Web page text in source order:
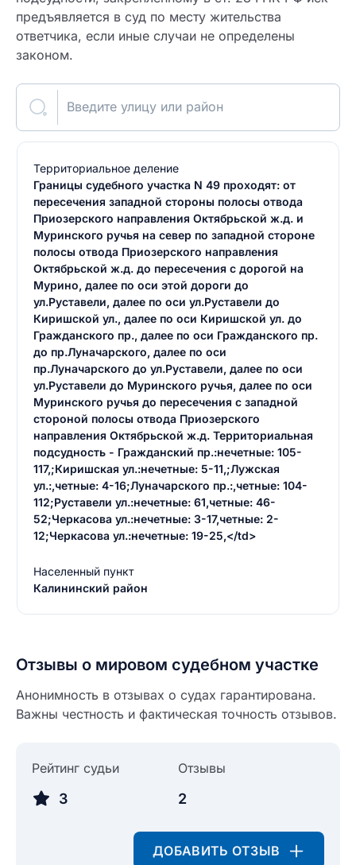
предъявляется в суд по месту жительства
ответчика, если иные случаи не определены
законом.
Введите улицу или район
Территориальное деление
Границы судебного участка N 49 проходят: от
пересечения западной стороны полосы отвода
Приозерского направления Октябрьской ж.д. и
Муринского ручья на север по западной стороне
полосы отвода Приозерского направления
Октябрьской ж.д. до пересечения с дорогой на
Мурино, далее по оси этой дороги до
ул.Руставели, далее по оси ул.Руставели до
Киришской ул., далее по оси Киришской ул. до
Гражданского пр., далее по оси Гражданского пр.
до пр.Луначарского, далее по оси
пр.Луначарского до ул.Руставели, далее по оси
ул.Руставели до Муринского ручья, далее по оси
Муринского ручья до пересечения с западной
стороной полосы отвода Приозерского
направления Октябрьской ж.д. Территориальная
подсудность - Гражданский пр.:нечетные: 105-
117,;Киришская ул.:нечетные: 5-11,;Лужская
ул.:,четные: 4-16;Луначарского пр.:,четные: 104-
112;Руставели ул.:нечетные: 61,четные: 46-
52;Черкасова ул.:нечетные: 3-17,четные: 2-
12;Черкасова ул.:нечетные: 19-25,</td>
Населенный пункт
Калининский район
Отзывы о мировом судебном участке
Анонимность в отзывах о судах гарантирована.
Важны честность и фактическая точность отзывов.
Рейтинг судьи
3
Отзывы
2
ДОБАВИТЬ ОТЗЫВ
Введите свое имя